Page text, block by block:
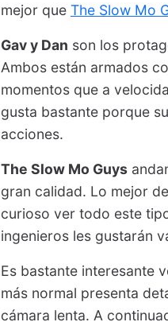
mejor que The Slow Mo
Gav y Dan son los
Ambos están armados
momentos que a
gusta bastante porque
acciones.
The Slow Mo Guys
gran calidad. Lo mejor
curioso ver todo este
ingenieros les gustarán
Es bastante interesante
más normal presenta
cámara lenta. A